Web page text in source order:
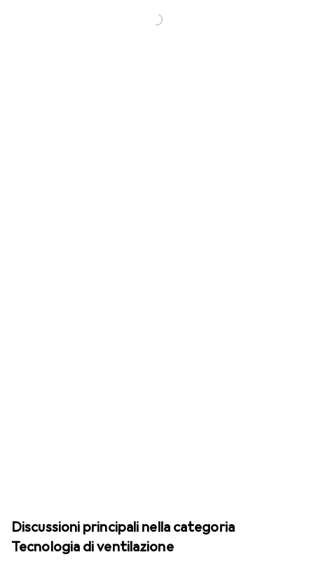
Discussioni principali nella categoria
Tecnologia di ventilazione